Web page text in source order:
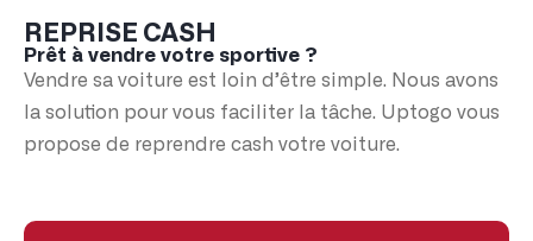
REPRISE CASH
Prêt à vendre votre sportive ?
Vendre sa voiture est loin d’être simple. Nous avons
la solution pour vous faciliter la tâche. Uptogo vous
propose de reprendre cash votre voiture.